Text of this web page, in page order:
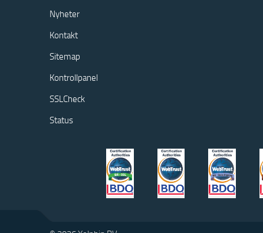
Nyheter
Kontakt
Sitemap
Kontrollpanel
SSLCheck
Status